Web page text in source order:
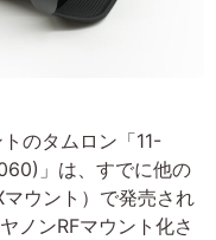
のタムロン「11-
」は、すでに他の
ウント）で発売され
ノンRFマウント化さ